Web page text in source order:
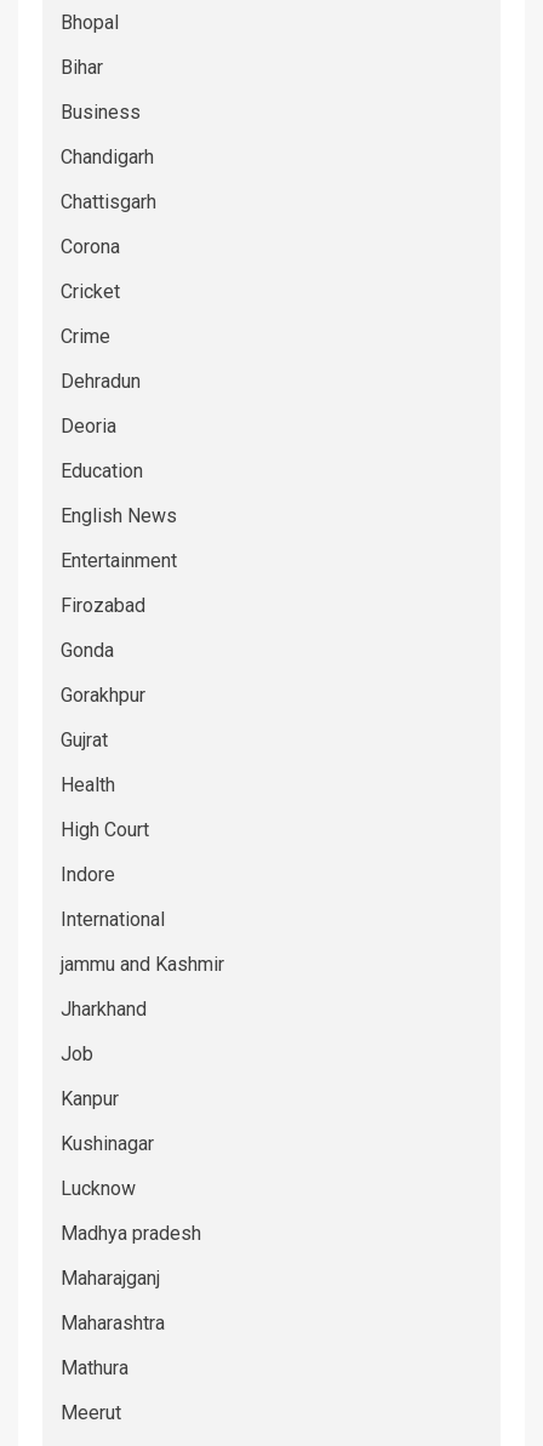
Bhopal
Bihar
Business
Chandigarh
Chattisgarh
Corona
Cricket
Crime
Dehradun
Deoria
Education
English News
Entertainment
Firozabad
Gonda
Gorakhpur
Gujrat
Health
High Court
Indore
International
jammu and Kashmir
Jharkhand
Job
Kanpur
Kushinagar
Lucknow
Madhya pradesh
Maharajganj
Maharashtra
Mathura
Meerut